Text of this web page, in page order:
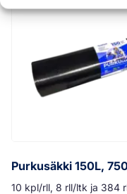
Purkusäkki 150L,
10 kpl/rll, 8 rll/ltk ja 384